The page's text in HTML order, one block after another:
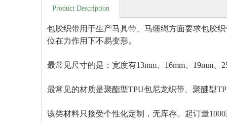
Product Description
包胶织带用于生产马具带、马缰绳方面要求包胶
位在力作用下不易变形。
最常见尺寸的是：宽度有13mm、16mm、19mm、
最常见的材质是聚酯型TPU包尼龙织带、聚醚型
该类材料只接受个性化定制，无库存。起订量